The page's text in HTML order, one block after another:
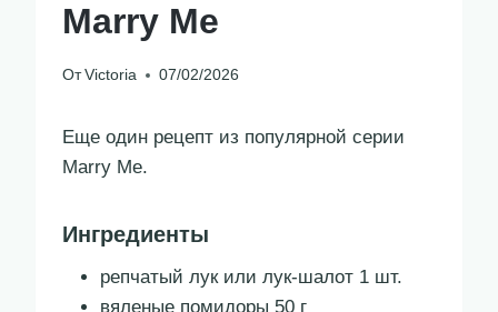
Marry Me
От Victoria 07/02/2026
Еще один рецепт из популярной серии
Marry Me.
Ингредиенты
репчатый лук или лук-шалот 1 шт.
вяленые помидоры 50 г